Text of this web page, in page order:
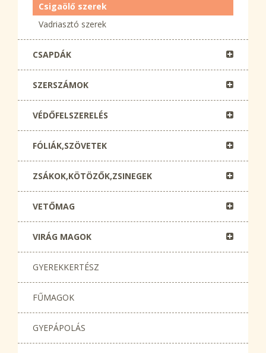
Csigaölő szerek
Vadriasztó szerek
CSAPDÁK
SZERSZÁMOK
VÉDŐFELSZERELÉS
FÓLIÁK,SZÖVETEK
ZSÁKOK,KÖTÖZŐK,ZSINEGEK
VETŐMAG
VIRÁG MAGOK
GYEREKKERTÉSZ
FŰMAGOK
GYEPÁPOLÁS